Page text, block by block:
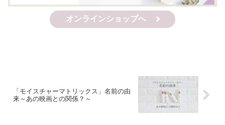
オンラインショップへ
「モイスチャーマトリックス」名前の由
来～あの映画との関係？～